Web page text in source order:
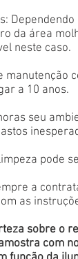
da área
neste caso.
manutenção
a 10 anos.
seu
pode
a
as
sobre o
com